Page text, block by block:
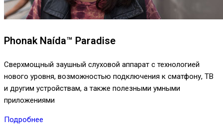
Phonak Naída™ Paradise
Сверхмощный заушный слуховой аппарат с технологией
нового уровня, возможностью подключения к сматфону, ТВ
и другим устройствам, а также полезными умными
приложениями
Подробнее